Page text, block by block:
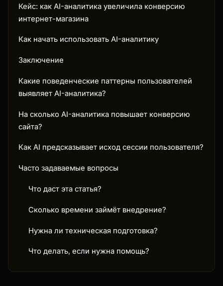
Кейс: как AI-аналитика увеличила конверсию
интернет-магазина
Как начать использовать AI-аналитику
Заключение
Какие поведенческие паттерны пользователей
выявляет AI-аналитика?
На сколько AI-аналитика повышает конверсию
сайта?
Как AI предсказывает исход сессии пользователя?
Часто задаваемые вопросы
Что даст эта статья?
Сколько времени займёт внедрение?
Нужна ли техническая подготовка?
Что делать, если нужна помощь?